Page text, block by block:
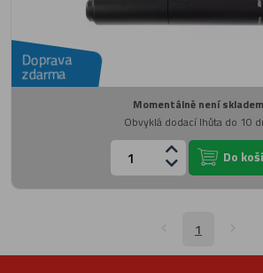
Doprava
zdarma
Momentálně není skladem
Obvyklá dodací lhůta do 10
Do
1